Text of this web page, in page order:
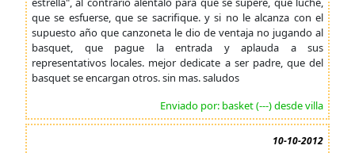
que se esfuerse, que se sacrifique. y si no le alcanza con el
supuesto año que canzoneta le dio de ventaja no jugando al
basquet, que pague la entrada y aplauda a sus
representativos locales. mejor dedicate a ser padre, que del
basquet se encargan otros. sin mas. saludos
Enviado por: basket (---) desde villa
10-10-2012